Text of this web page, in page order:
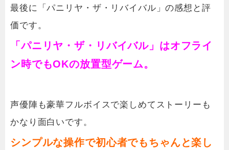
最後に「パニリヤ・ザ・リバイバル 」の感想と評
価です。
「パニリヤ・ザ・リバイバル」はオフライ
ン時でもOKの放置型ゲーム。
声優陣も豪華フルボイスで楽しめてストーリーも
かなり面白いです。
シンプルな操作で初心者でもちゃんと楽し